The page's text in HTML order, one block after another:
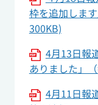
枠を追加しま
300KB)
4月13日報
ありました」
4月11日報